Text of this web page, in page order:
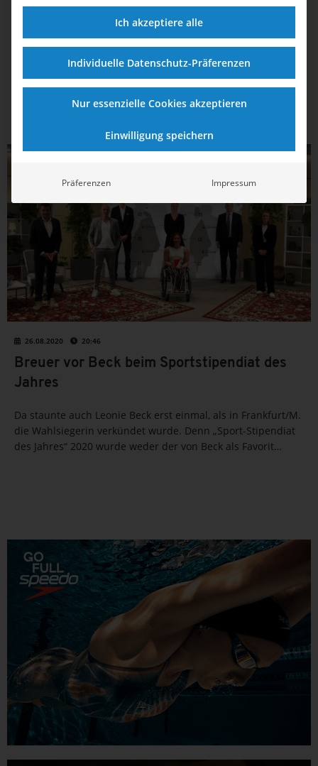
Deutscher Rekord und Weltjahresbestzeit:
Märtens feiert dritten Sieg in Stockholm
Lukas Märtens setzt bei den Stockholm Swim Open ein
weiteres Ausrufezeichen – doch er ist nicht der Einzige.
Leistungen ab. Was das für die WM-Chancen und die
26.08.2020 20:46
Breuer vor Beck beim Sportstipendiat des
Jahres
Da staunte auch Leonie Beck erst einmal, als in Frankfurt/M.
die Wahlsiegerin verkündet wurde. Denn „Sport-Stipendiat
des Jahres“ 2020 wurde weder der von Beck als Favorit
Ich akzeptiere alle
Individuelle Datenschutz-Präferenzen
Nur essenzielle Cookies akzeptieren
Einwilligung speichern
Präferenzen Impressum